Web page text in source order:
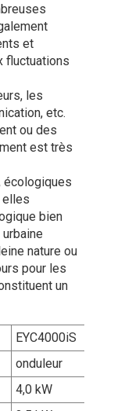
et
fluctuations
les
etc.
ou des
est très
écologiques
elles
bien
nature ou
pour les
un
EYC4000iS
onduleur
4,0 kW